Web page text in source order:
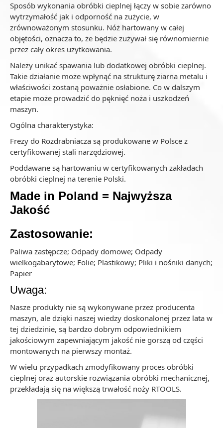
Sposób wykonania obróbki cieplnej łączy w sobie zarówno
wytrzymałość jak i odporność na zużycie, w
zrównoważonym stosunku. Nóż hartowany w całej
objętości, oznacza to, że będzie zużywał się równomiernie
przez cały okres użytkowania.
Należy unikać spawania lub dodatkowej obróbki cieplnej.
Takie działanie może wpłynąć na strukturę ziarna metalu i
właściwości zostaną poważnie osłabione. Co w dalszym
etapie może prowadzić do pęknięć noża i uszkodzeń
maszyn.
Ogólna charakterystyka:
Frezy do Rozdrabniacza są produkowane w Polsce z
certyfikowanej stali narzędziowej.
Poddawane są hartowaniu w certyfikowanych zakładach
obróbki cieplnej na terenie Polski.
Made in Poland = Najwyższa
Jakość
Zastosowanie:
Paliwa zastępcze; Odpady domowe; Odpady
wielkogabarytowe; Folie; Plastikowy; Pliki i nośniki danych;
Papier
Uwaga:
Nasze produkty nie są wykonywane przez producenta
maszyn, ale dzięki naszej wiedzy doskonalonej przez lata w
tej dziedzinie, są bardzo dobrym odpowiednikiem
jakościowym zapewniającym jakość nie gorszą od części
montowanych na pierwszy montaż.
W wielu przypadkach zmodyfikowany proces obróbki
cieplnej oraz autorskie rozwiązania obróbki mechanicznej,
przekładają się na większą trwałość noży RTOOLS.